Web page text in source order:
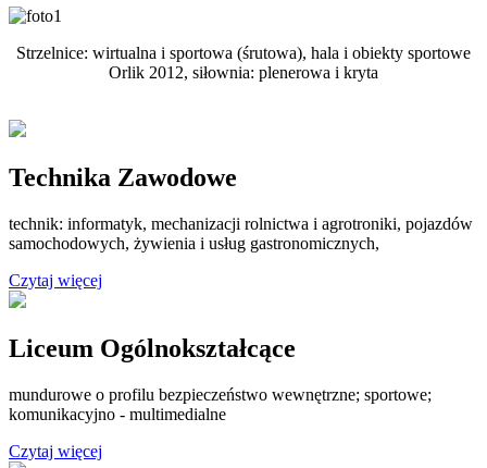
Strzelnice: wirtualna i sportowa (śrutowa), hala i obiekty sportowe
Orlik 2012, siłownia: plenerowa i kryta
Technika Zawodowe
technik: informatyk, mechanizacji rolnictwa i agrotroniki, pojazdów
samochodowych, żywienia i usług gastronomicznych,
Czytaj więcej
Liceum Ogólnokształcące
mundurowe o profilu bezpieczeństwo wewnętrzne; sportowe;
komunikacyjno - multimedialne
Czytaj więcej